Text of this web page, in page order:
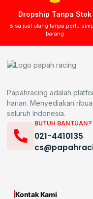
Dropship Tanpa Stok
Bisa jual ulang tanpa perlu
barang
Papahracing adalah
harian. Menyediakan
seluruh Indonesia.
BUTUH
021-4410135
Kontak Kami